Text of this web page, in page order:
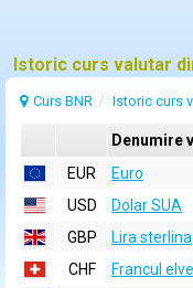
Istoric curs valutar
Curs BNR Istoric curs
Denumire
EUR
Euro
USD
Dolar SUA
GBP
Lira sterlina
CHF
Francul